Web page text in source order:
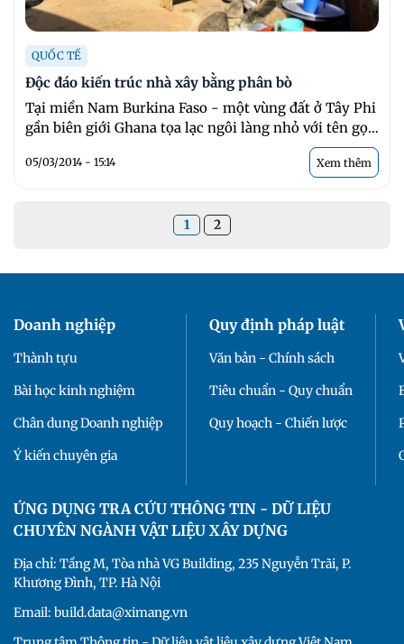
QUỐC TẾ
Độc đáo kiến trúc nhà xây bằng phân bò
Tại miền Nam Burkina Faso - một vùng đất ở Tây Phi
gần biên giới Ghana tọa lạc ngôi làng nhỏ với tên gọi
05/03/2014 - 15:14 Xem thêm
1 2
Doanh nghiệp
Thành tựu
Bài học kinh nghiệm
Chân dung Doanh nghiệp
Ý kiến chuyên gia
Quy định pháp luật
Văn bản - Chính sách
Tiêu chuẩn - Quy chuẩn
Quy hoạch - Chiến lược
ỨNG DỤNG TRA CỨU THÔNG TIN - DỮ LIỆU
CHUYÊN NGÀNH VẬT LIỆU XÂY DỰNG
Địa chỉ: Tầng M, Tòa nhà VG Building, 235 Nguyễn Trãi, P.
Khương Đình, TP. Hà Nội
Email: build.data@ximang.vn